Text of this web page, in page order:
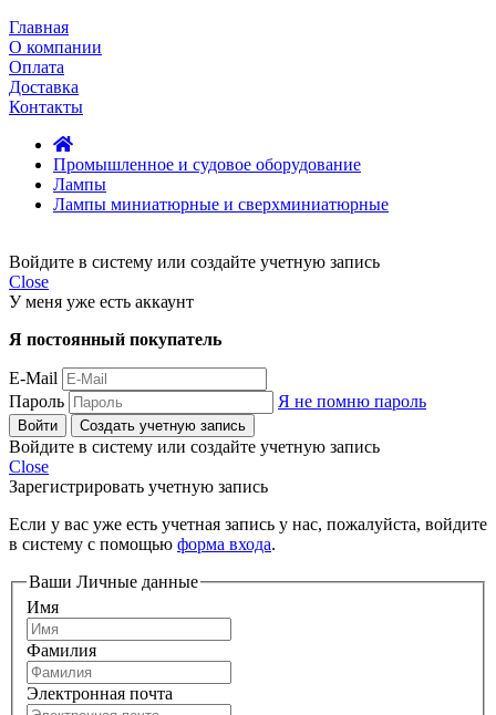
Главная
О компании
Оплата
Доставка
Контакты
Промышленное и судовое оборудование
Лампы
Лампы миниатюрные и сверхминиатюрные
Войдите в систему или создайте учетную запись
Close
У меня уже есть аккаунт
Я постоянный покупатель
E-Mail
Пароль
Я не помню пароль
Войти Создать учетную запись
Войдите в систему или создайте учетную запись
Close
Зарегистрировать учетную запись
Если у вас уже есть учетная запись у нас, пожалуйста, войдите
в систему с помощью форма входа.
Ваши Личные данные
Имя
Фамилия
Электронная почта